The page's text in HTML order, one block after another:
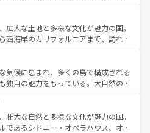
ほしい。
る町や、スイスならではのユニークな
プス観光だけでなく町歩きも満喫する
の所得が高いため物価も高いが、旅行
を楽しむこともできる。 なお、新
コンテンツ一覧 を参照してほしい。
広大な土地と多様な文化が魅力の国。
西海岸のカリフォルニアまで、訪れる
、観光、ショッピング、エンターテイ
刺激的なスポットだ。一方、アメリカ
がり、グランドキャニオンやイエロー
ズでは、音楽と美食が融合した独特の
はアメリカの各地域で異なる魅力を楽
様性と豊かな歴史を感じることができ
気候に恵まれ、多くの島で構成される
独自の魅力をもっている。大自然の神
。また、定番の観光地といえばオアフ
を求めるならマウイ島やカウアイ島が
ドグリーンに輝く海をはじめ、豊かな
壮大な自然と多様な文化が魅力の国。
であるシドニー・オペラハウス、オー